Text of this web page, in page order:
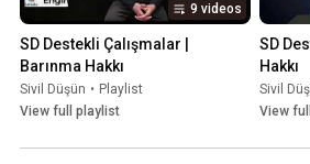
9 videos
SD Destekli Çalışmalar |
Barınma Hakkı
Sivil Düşün • Playlist
View full playlist
SD
Hakkı
Sivil
View